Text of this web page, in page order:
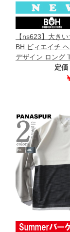
【ns623】大き
BH ビィエイチ
デザイン ロング
新作 bh-t260101
定価